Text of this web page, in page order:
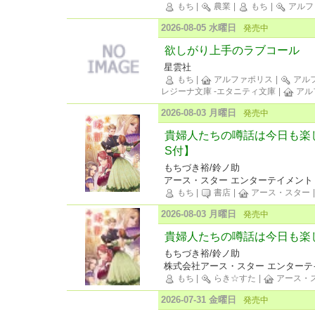
もち 農業 もち アル
2026-08-05 水曜日 発売中
欲しがり上手のラブコール
星雲社
もち アルファポリス
アル
レジーナ文庫 -エタニティ文庫
アル
2026-08-03 月曜日 発売中
貴婦人たちの噂話は今日も
S付】
もちづき裕/鈴ノ助
アース・スター エンターテイメント
もち 書店 アース・スター
2026-08-03 月曜日 発売中
貴婦人たちの噂話は今日も楽
もちづき裕/鈴ノ助
株式会社アース・スター エンター
もち らき☆すた アース・
2026-07-31 金曜日 発売中